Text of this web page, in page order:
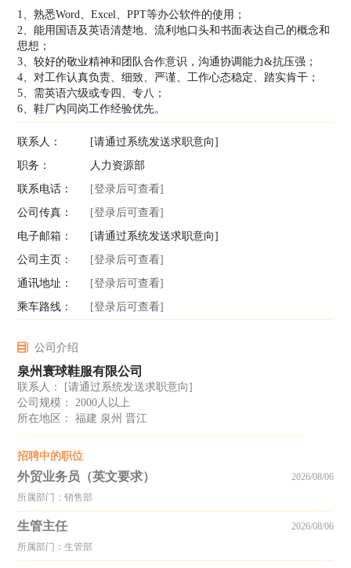
1、熟悉Word、Excel、PPT等办公软件的使用；
2、能用国语及英语清楚地、流利地口头和书面表达自己的概念和
思想；
3、较好的敬业精神和团队合作意识，沟通协调能力&抗压强；
4、对工作认真负责、细致、严谨、工作心态稳定、踏实肯干；
5、需英语六级或专四、专八；
6、鞋厂内同岗工作经验优先。
联系人：
[请通过系统发送求职意向]
职务：
人力资源部
联系电话：
[登录后可查看]
公司传真：
[登录后可查看]
电子邮箱：
[请通过系统发送求职意向]
公司主页：
[登录后可查看]
通讯地址：
[登录后可查看]
乘车路线：
[登录后可查看]
公司介绍
泉州寰球鞋服有限公司
联系人：
[请通过系统发送求职意向]
公司规模： 2000人以上
所在地区： 福建 泉州 晋江
招聘中的职位
外贸业务员（英文要求）
所属部门：销售部
2026/08/06
生管主任
所属部门：生管部
2026/08/06